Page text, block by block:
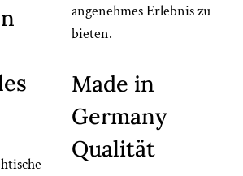
angenehmes Erlebnis zu
bieten.
Made in
Germany
Qualität